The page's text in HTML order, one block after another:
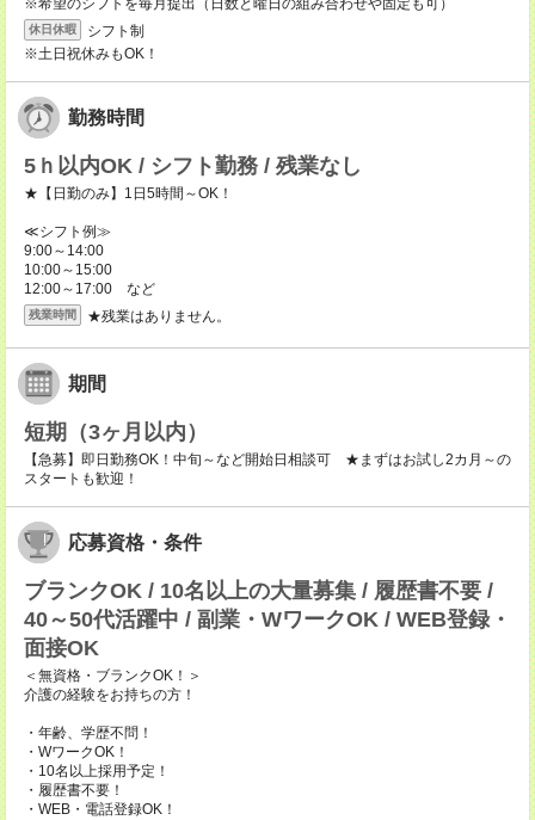
※希望のシフトを毎月提出（日数と曜日の組み合わせや固定も可）
休日休暇
シフト制
※土日祝休みもOK！
勤務時間
5ｈ以内OK / シフト勤務 / 残業なし
★【日勤のみ】1日5時間～OK！
≪シフト例≫
9:00～14:00
10:00～15:00
12:00～17:00 など
残業時間 ★残業はありません。
期間
短期（3ヶ月以内）
【急募】即日勤務OK！中旬～など開始日相談可 ★まずはお試し2カ月～の
スタートも歓迎！
応募資格・条件
ブランクOK / 10名以上の大量募集 / 履歴書不要 /
40～50代活躍中 / 副業・WワークOK / WEB登録・
面接OK
＜無資格・ブランクOK！＞
介護の経験をお持ちの方！
・年齢、学歴不問！
・WワークOK！
・10名以上採用予定！
・履歴書不要！
・WEB・電話登録OK！